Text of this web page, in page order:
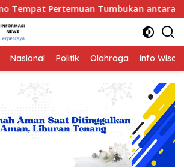
Tumbukan antara Lempeng Indo-
Nasional Politik Olahraga Info